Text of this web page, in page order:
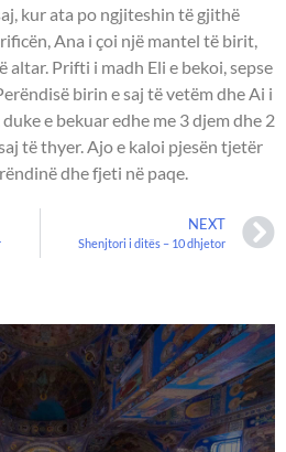
kur ata po ngjiteshin të gjithë
Ana i çoi një mantel të birit,
altar. Prifti i madh Eli e bekoi, sepse
birin e saj të vetëm dhe Ai i
e bekuar edhe me 3 djem dhe 2
të thyer. Ajo e kaloi pjesën tjetër
dhe fjeti në paqe.
NEXT
Shenjtori i ditës – 10 dhjetor